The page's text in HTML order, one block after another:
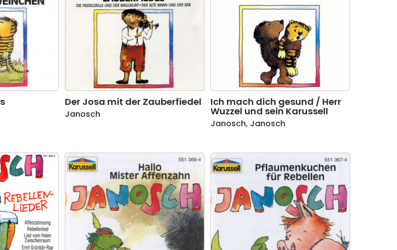
Der Josa mit der Zauberfiedel
Janosch
Ich mach dich gesund / Herr
Wuzzel und sein Karussell
Janosch, Janosch